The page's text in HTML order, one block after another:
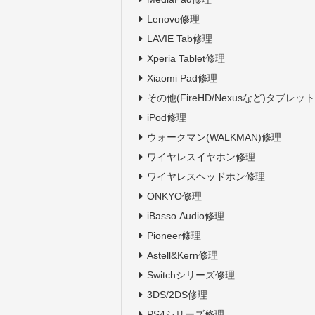
Lenovo修理
LAVIE Tab修理
Xperia Tablet修理
Xiaomi Pad修理
その他(FireHD/Nexusなど)タブレッ
iPod修理
ウォークマン(WALKMAN)修理
ワイヤレスイヤホン修理
ワイヤレスヘッドホン修理
ONKYO修理
iBasso Audio修理
Pioneer修理
Astell&Kern修理
Switchシリーズ修理
3DS/2DS修理